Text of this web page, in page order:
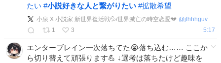
たい #小説好きな人と繋がりたい #拡散希望
小泉 X 小説家 新世界復活戦💦/世界滅亡の時空恋愛💔 @jfhhhguv
1
3 5:17
エンターブレイン一次落ちてた😭落ち込む…… ここか
ら切り替えて頑張ります💪 ↓選考は落ちたけど趣味を